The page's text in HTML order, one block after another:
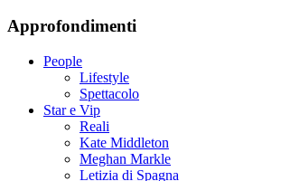
Approfondimenti
People
Lifestyle
Spettacolo
Star e Vip
Reali
Kate Middleton
Meghan Markle
Letizia di Spagna